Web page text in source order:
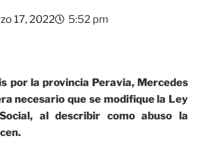
17, 2022 5:52 pm
por la provincia Peravia, Mercedes
necesario que se modifique la Ley
al describir como abuso la